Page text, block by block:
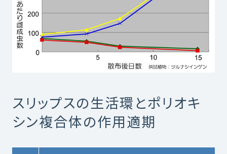
スリップスの生活環とポリオキ
シン複合体の作用適期